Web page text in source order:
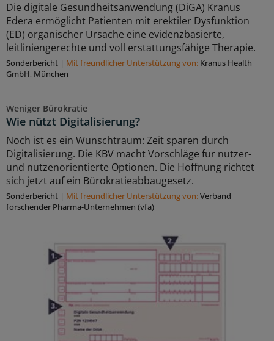
Die digitale Gesundheitsanwendung (DiGA) Kranus
Edera ermöglicht Patienten mit erektiler Dysfunktion
(ED) organischer Ursache eine evidenzbasierte,
leitliniengerechte und voll erstattungsfähige Therapie.
Sonderbericht | Mit freundlicher Unterstützung von: Kranus Health
GmbH, München
Weniger Bürokratie
Wie nützt Digitalisierung?
Noch ist es ein Wunschtraum: Zeit sparen durch
Digitalisierung. Die KBV macht Vorschläge für nutzer-
und nutzenorientierte Optionen. Die Hoffnung richtet
sich jetzt auf ein Bürokratieabbaugesetz.
Sonderbericht | Mit freundlicher Unterstützung von:Verband
forschender Pharma-Unternehmen (vfa)